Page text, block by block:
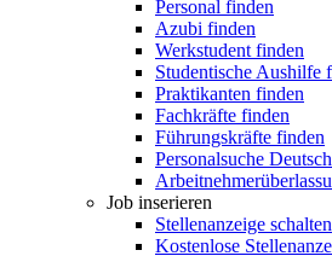
Personal finden
Azubi finden
Werkstudent finden
Studentische Aushilfe
Praktikanten finden
Fachkräfte finden
Führungskräfte finden
Personalsuche
Job inserieren
Stellenanzeige schalten
Kostenlose